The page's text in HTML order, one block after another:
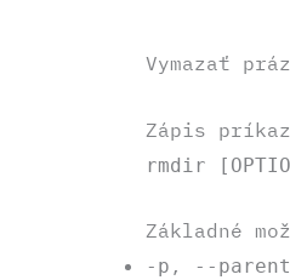
Vymazať
Zápis
rmdir
Základné
-p , --